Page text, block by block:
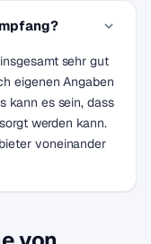
sehr gut
eigenen Angaben
kann es sein, dass
werden kann.
voneinander